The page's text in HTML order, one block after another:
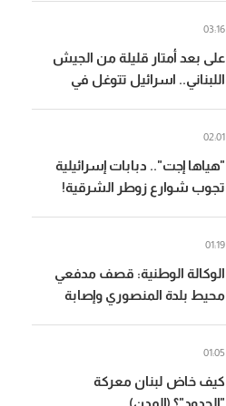
على بعد أمتار قليلة من الجيش
اللبناني.. اسرائيل تتوغل في
03:16
"هياها إجت".. دبابات إسرائيلية
تجوب شوارع زوطر الشرقية!
02:01
الوكالة الوطنية: قصف مدفعي
محيط بلدة المنصوري وإصابة
01:19
كيف خاض لبنان معركة
"الحدود"؟ (المدن)
01:05